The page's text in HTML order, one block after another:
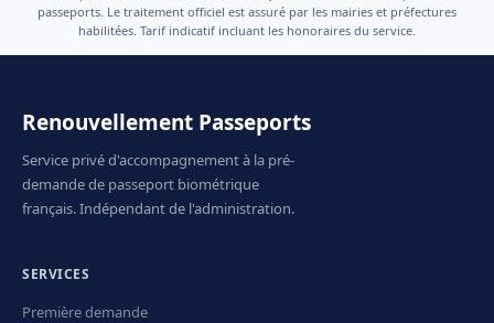
passeports. Le traitement officiel est assuré par les mairies et préfectures
habilitées. Tarif indicatif incluant les honoraires du service.
Renouvellement Passeports
Service privé d'accompagnement à la pré-
demande de passeport biométrique
français. Indépendant de l'administration.
SERVICES
Première demande